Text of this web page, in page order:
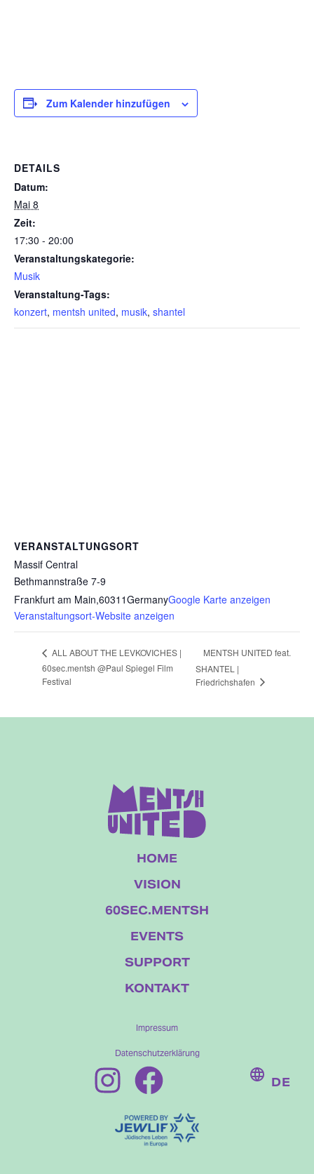
Zum Kalender hinzufügen
DETAILS
Datum:
Mai 8
Zeit:
17:30 - 20:00
Veranstaltungskategorie:
Musik
Veranstaltung-Tags:
konzert, mentsh united, musik, shantel
VERANSTALTUNGSORT
Massif Central
Bethmannstraße 7-9
Frankfurt am Main,60311GermanyGoogle Karte anzeigen
Veranstaltungsort-Website anzeigen
ALL ABOUT THE LEVKOVICHES |
60sec.mentsh @Paul Spiegel Film
Festival
MENTSH UNITED feat.
SHANTEL |
Friedrichshafen
HOME
VISION
60SEC.MENTSH
EVENTS
SUPPORT
KONTAKT
Impressum
Datenschutzerklärung
DE